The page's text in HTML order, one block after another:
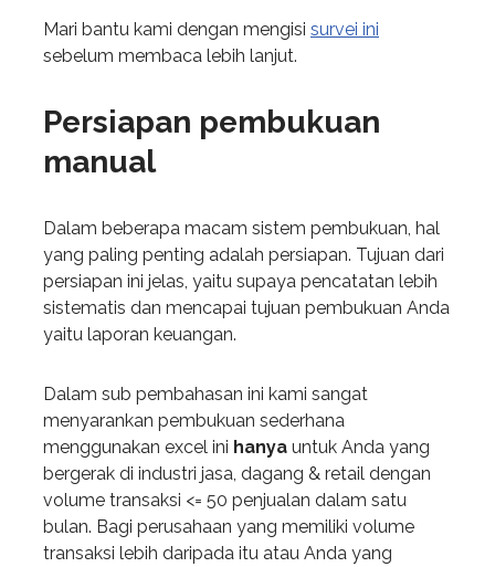
Mari bantu kami dengan mengisi survei ini
sebelum membaca lebih lanjut.
Persiapan pembukuan
manual
Dalam beberapa macam sistem pembukuan, hal
yang paling penting adalah persiapan. Tujuan dari
persiapan ini jelas, yaitu supaya pencatatan lebih
sistematis dan mencapai tujuan pembukuan Anda
yaitu laporan keuangan.
Dalam sub pembahasan ini kami sangat
menyarankan pembukuan sederhana
menggunakan excel ini hanya untuk Anda yang
bergerak di industri jasa, dagang & retail dengan
volume transaksi <= 50 penjualan dalam satu
bulan. Bagi perusahaan yang memiliki volume
transaksi lebih daripada itu atau Anda yang